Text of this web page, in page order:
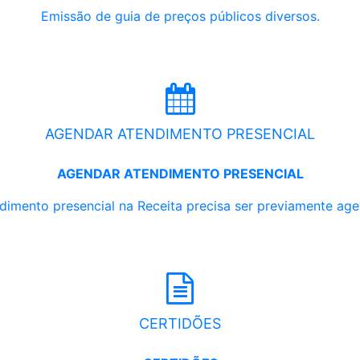
Emissão de guia de preços públicos diversos.
AGENDAR ATENDIMENTO PRESENCIAL
AGENDAR ATENDIMENTO PRESENCIAL
presencial na Receita precisa ser previamente
CERTIDÕES